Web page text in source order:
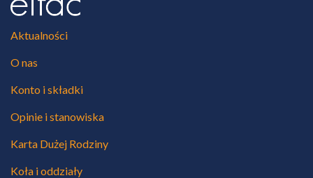
Aktualności
O nas
Konto i składki
Opinie i stanowiska
Karta Dużej Rodziny
Koła i oddziały